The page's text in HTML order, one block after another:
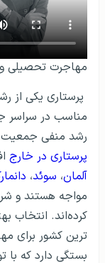
مهاجرت تحصیلی و
پرستاری یکی از
مناسب در سراسر
رشد منفی جمعیت
پرستاری در خارج
آلمان، سوئد،
مواجه هستند و
کرده‌اند. انتخاب
ترین کشور برای
بستگی دارد که با